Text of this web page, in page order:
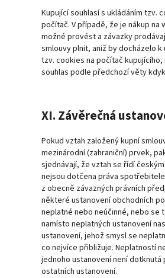
Kupující souhlasí s ukládáním tzv.
počítač. V případě, že je nákup na
možné provést a závazky
smlouvy plnit, aniž by docházelo k
tzv. cookies na počítač kupujícího,
souhlas podle předchozí věty
XI. Závěrečná
Pokud vztah založený kupní
mezinárodní (zahraniční) prvek,
sjednávají, že vztah se řídí
nejsou dotčena práva
z obecně závazných právních
některé ustanovení obchodních
neplatné nebo neúčinné, nebo se
namísto neplatných ustanovení
ustanovení, jehož smysl se
co nejvíce přibližuje. Neplatností
jednoho ustanovení není dotknutá
ostatních ustanovení.